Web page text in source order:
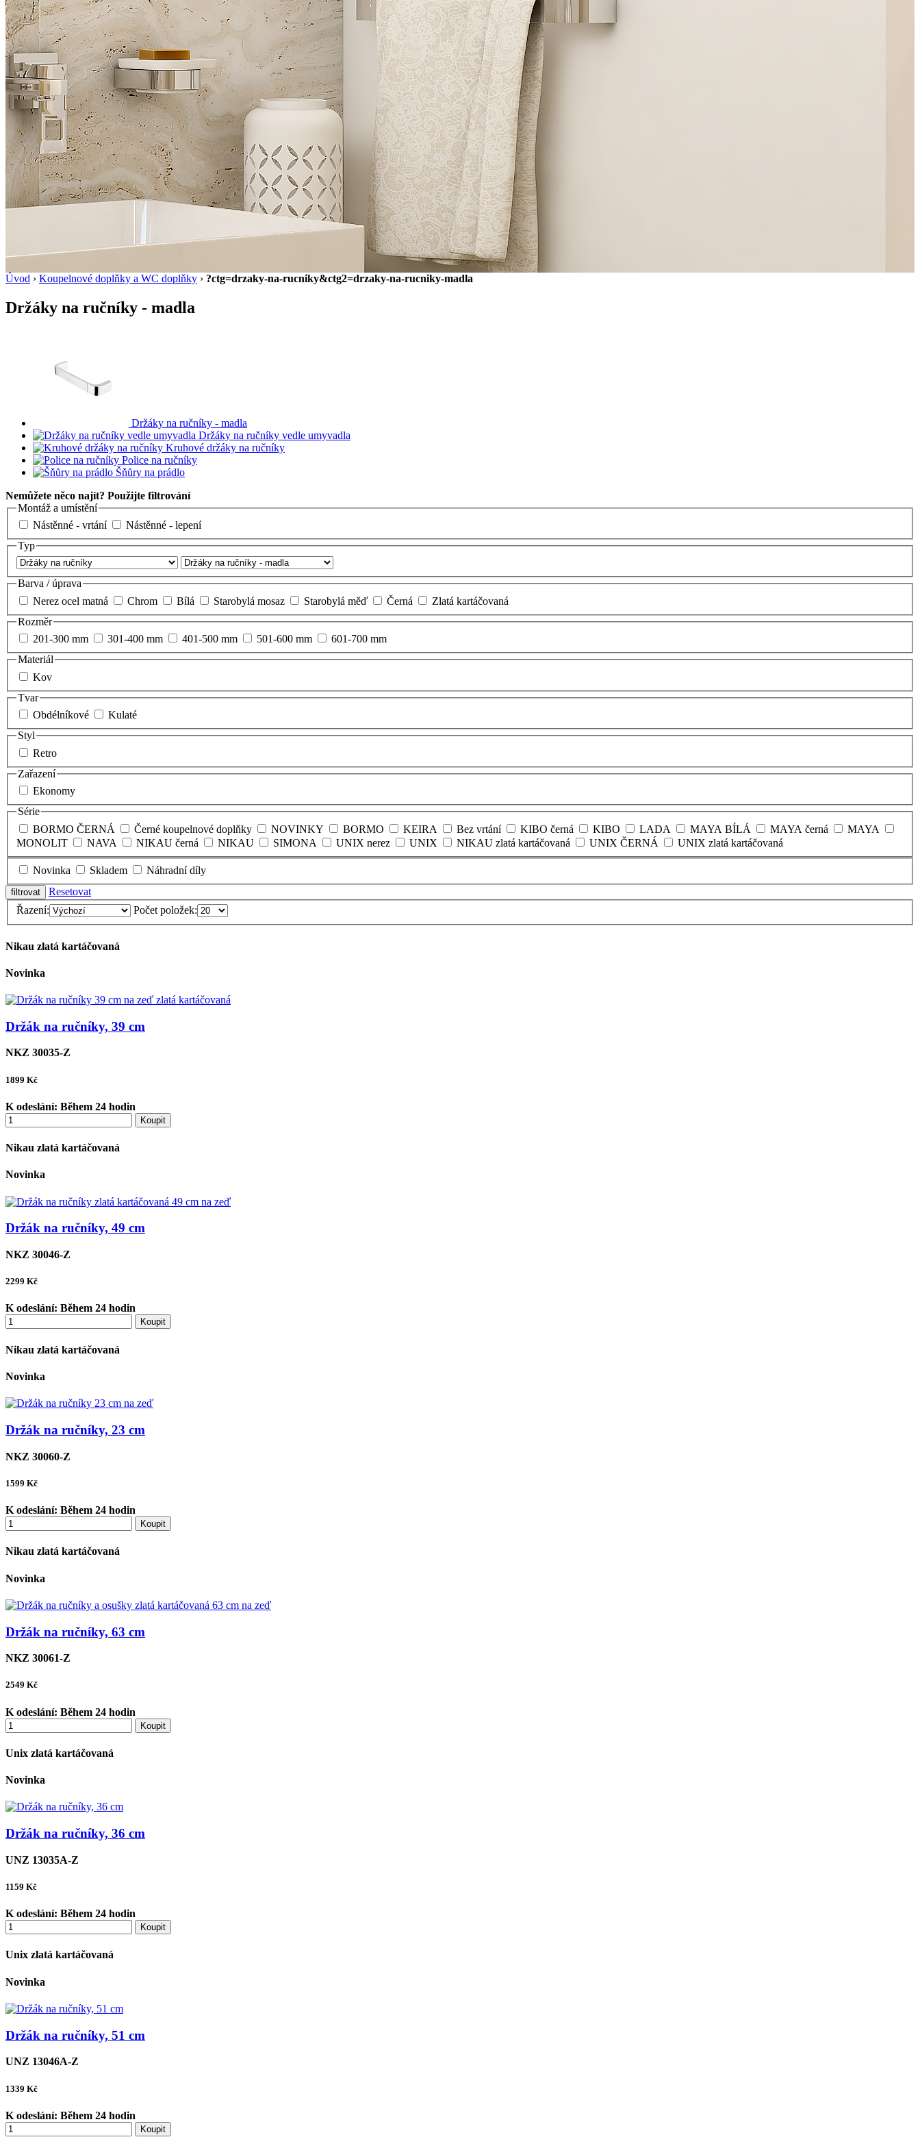
Úvod › Koupelnové doplňky a WC doplňky › ?ctg=drzaky-na-rucniky&ctg2=drzaky-na-rucniky-madla
Držáky na ručníky - madla
Držáky na ručníky - madla
Držáky na ručníky vedle umyvadla
Kruhové držáky na ručníky
Police na ručníky
Šňůry na prádlo
Nemůžete něco najít? Použijte filtrování
Montáž a umístění
Nástěnné - vrtání
Nástěnné - lepení
Typ
Barva / úprava
Nerez ocel matná
Chrom Bílá Starobylá mosaz Starobylá měď Černá
Zlatá kartáčovaná
Rozměr
201-300 mm
301-400 mm 401-500 mm 501-600 mm
601-700 mm
Materiál
Kov
Tvar
Obdélníkové
Kulaté
Styl
Retro
Zařazení
Ekonomy
Série
BORMO ČERNÁ
Černé koupelnové doplňky NOVINKY BORMO KEIRA Bez vrtání KIBO černá KIBO LADA MAYA BÍLÁ MAYA černá
MAYA
MONOLIT
NAVA NIKAU černá NIKAU SIMONA UNIX nerez UNIX NIKAU zlatá kartáčovaná UNIX ČERNÁ UNIX zlatá kartáčovaná
Novinka Skladem
Náhradní díly
Resetovat
Řazení:
Počet položek:
Nikau zlatá kartáčovaná
Novinka
Držák na ručníky, 39 cm
NKZ 30035-Z
1899 Kč
K odeslání: Během 24 hodin
Koupit
Nikau zlatá kartáčovaná
Novinka
Držák na ručníky, 49 cm
NKZ 30046-Z
2299 Kč
K odeslání: Během 24 hodin
Koupit
Nikau zlatá kartáčovaná
Novinka
Držák na ručníky, 23 cm
NKZ 30060-Z
1599 Kč
K odeslání: Během 24 hodin
Koupit
Nikau zlatá kartáčovaná
Novinka
Držák na ručníky, 63 cm
NKZ 30061-Z
2549 Kč
K odeslání: Během 24 hodin
Koupit
Unix zlatá kartáčovaná
Novinka
Držák na ručníky, 36 cm
UNZ 13035A-Z
1159 Kč
K odeslání: Během 24 hodin
Koupit
Unix zlatá kartáčovaná
Novinka
Držák na ručníky, 51 cm
UNZ 13046A-Z
1339 Kč
K odeslání: Během 24 hodin
Koupit